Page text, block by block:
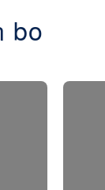
bo